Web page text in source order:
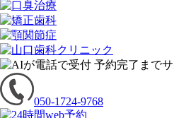
050-1724-9768